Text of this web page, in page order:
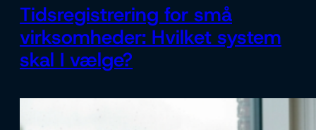
Tidsregistrering for små
virksomheder: Hvilket system
skal I vælge?